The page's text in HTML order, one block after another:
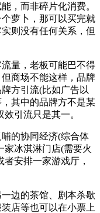
，而非碎片化消费。
萝卜，那可以买完就
则没有任何关系，但
量，老板可能巴不得
商场不能这样，品牌
方引流(比如广告以
其中的品牌方不是某
引流只是其一。
的协同经济(综合体
家冰淇淋门店(需要火
安排一家游戏厅，
边的茶馆、剧本杀歇
店等也可以在小票上